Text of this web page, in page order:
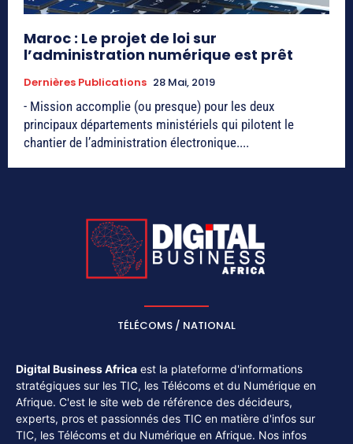
Maroc : Le projet de loi sur
l’administration numérique est prêt
Dernières Publications 28 Mai, 2019
- Mission accomplie (ou presque) pour les deux
principaux départements ministériels qui pilotent le
chantier de l’administration électronique....
TÉLÉCOMS / NATIONAL
Digital Business Africa est la plateforme d'informations
stratégiques sur les TIC, les Télécoms et du Numérique en
Afrique. C'est le site web de référence des décideurs,
experts, pros et passionnés des TIC en matière d'infos sur
TIC, les Télécoms et du Numérique en Afrique. Nos infos